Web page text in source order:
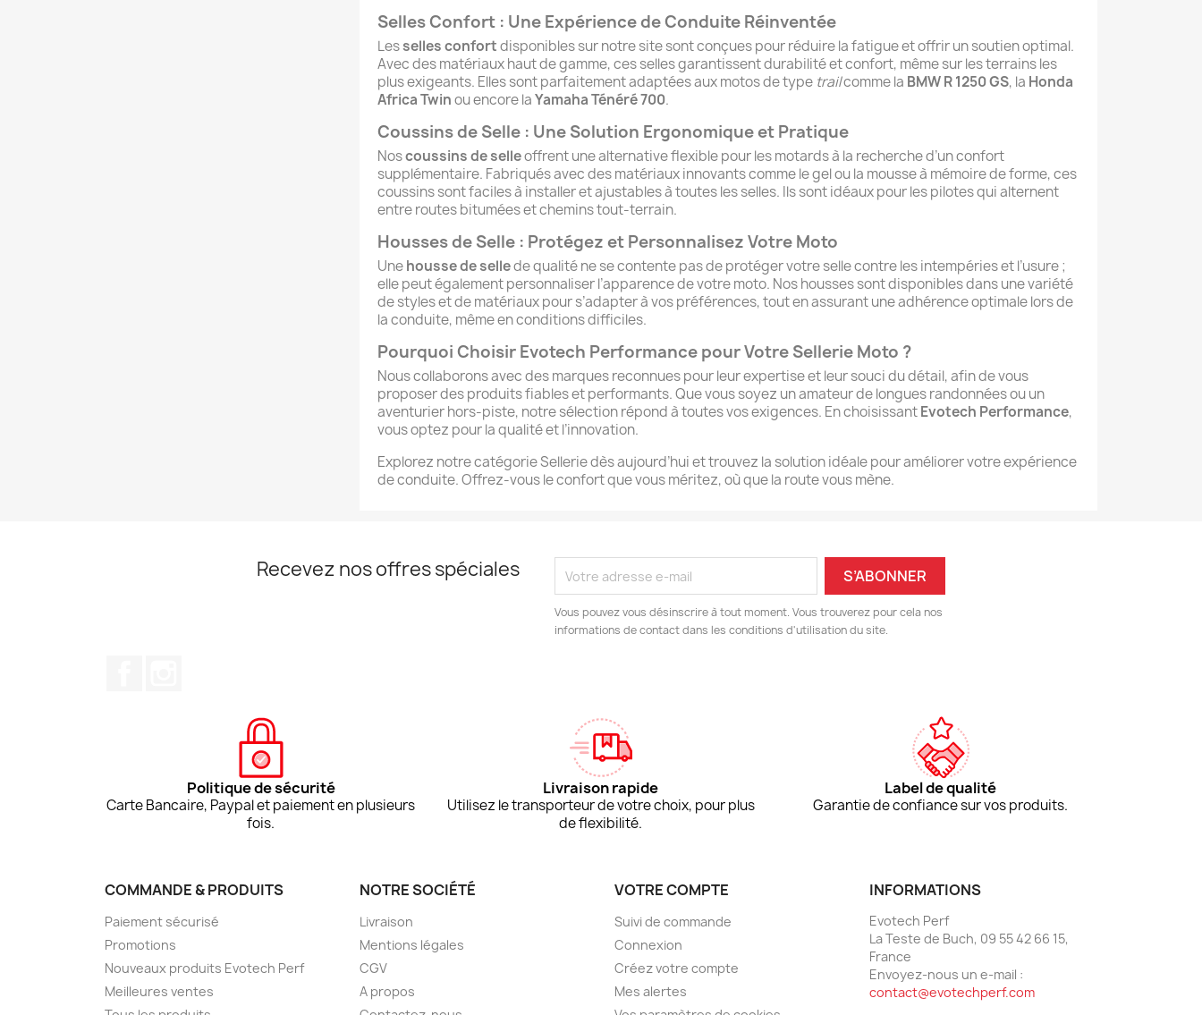
Selles Confort : Une Expérience de Conduite Réinventée
Lesselles confortdisponibles sur notre site sont conçues pour réduire la fatigue et offrir un soutien optimal.
Avec des matériaux haut de gamme, ces selles garantissent durabilité et confort, même sur les terrains les
plus exigeants. Elles sont parfaitement adaptées aux motos de type trailcomme la BMW R 1250 GS, la Honda
Africa Twinou encore laYamaha Ténéré 700.
Coussins de Selle : Une Solution Ergonomique et Pratique
Noscoussins de selleoffrent une alternative flexible pour les motards à la recherche d’un confort
supplémentaire. Fabriqués avec des matériaux innovants comme le gel ou la mousse à mémoire de forme, ces
coussins sont faciles à installer et ajustables à toutes les selles. Ils sont idéaux pour les pilotes qui alternent
entre routes bitumées et chemins tout-terrain.
Housses de Selle : Protégez et Personnalisez Votre Moto
Unehousse de sellede qualité ne se contente pas de protéger votre selle contre les intempéries et l’usure ;
elle peut également personnaliser l’apparence de votre moto. Nos housses sont disponibles dans une variété
de styles et de matériaux pour s’adapter à vos préférences, tout en assurant une adhérence optimale lors de
la conduite, même en conditions difficiles.
Pourquoi Choisir Evotech Performance pour Votre Sellerie Moto ?
Nous collaborons avec des marques reconnues pour leur expertise et leur souci du détail, afin de vous
proposer des produits fiables et performants. Que vous soyez un amateur de longues randonnées ou un
aventurier hors-piste, notre sélection répond à toutes vos exigences. En choisissantEvotech Performance,
vous optez pour la qualité et l’innovation.
Explorez notre catégorie Sellerie dès aujourd’hui et trouvez la solution idéale pour améliorer votre expérience
de conduite. Offrez-vous le confort que vous méritez, où que la route vous mène.
Recevez nos offres spéciales
Vous pouvez vous désinscrire à tout moment. Vous trouverez pour cela nos
informations de contact dans les conditions d'utilisation du site.
Politique de sécurité
Carte Bancaire, Paypal et paiement en plusieurs
fois.
Livraison rapide
Utilisez le transporteur de votre choix, pour plus
de flexibilité.
Label de qualité
Garantie de confiance sur vos produits.
COMMANDE & PRODUITS
Paiement sécurisé
Promotions
Nouveaux produits Evotech Perf
Meilleures ventes
NOTRE SOCIÉTÉ
Livraison
Mentions légales
CGV
A propos
VOTRE COMPTE
Suivi de commande
Connexion
Créez votre compte
Mes alertes
INFORMATIONS
Evotech Perf
La Teste de Buch, 09 55 42 66 15,
France
Envoyez-nous un e-mail :
contact@evotechperf.com